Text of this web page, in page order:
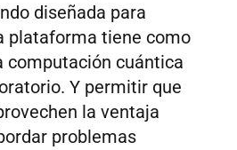
diseñada para
plataforma tiene como
computación cuántica
Y permitir que
la ventaja
problemas